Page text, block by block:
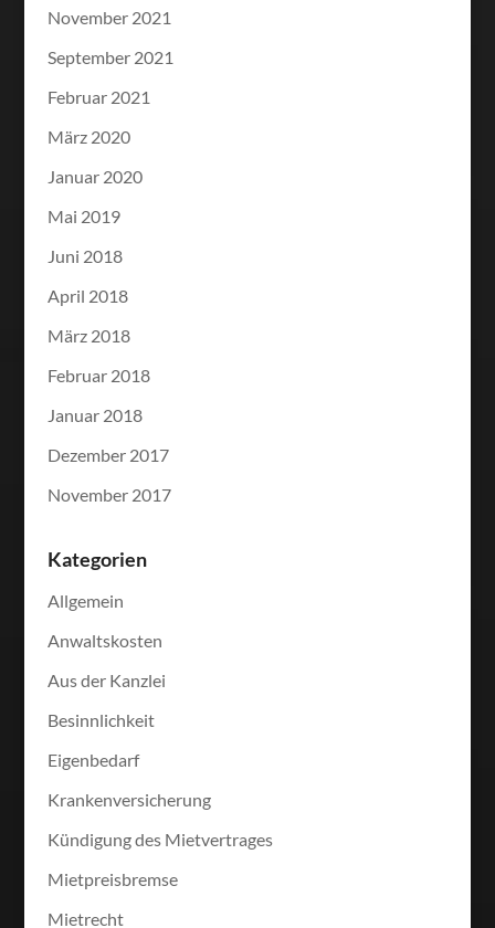
November 2021
September 2021
Februar 2021
März 2020
Januar 2020
Mai 2019
Juni 2018
April 2018
März 2018
Februar 2018
Januar 2018
Dezember 2017
November 2017
Kategorien
Allgemein
Anwaltskosten
Aus der Kanzlei
Besinnlichkeit
Eigenbedarf
Krankenversicherung
Kündigung des Mietvertrages
Mietpreisbremse
Mietrecht